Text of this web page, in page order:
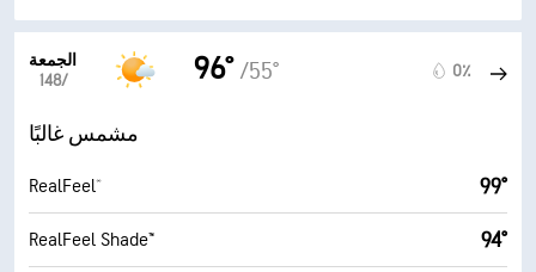
الجمعة
14‏/‏8
96° /55° 0٪
مشمس غالبًا
RealFeel® 99°
RealFeel Shade™ 94°